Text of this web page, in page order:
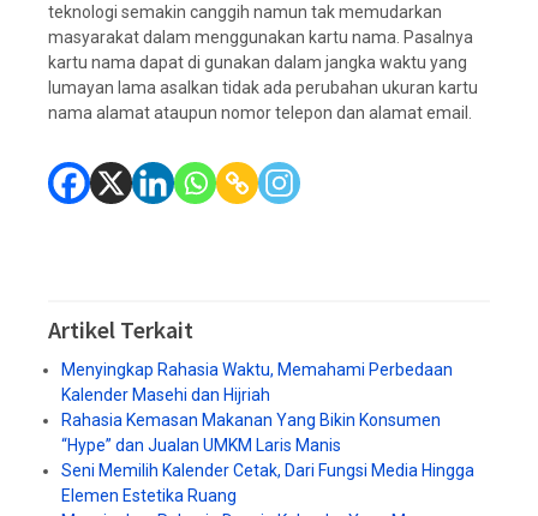
teknologi semakin canggih namun tak memudarkan
masyarakat dalam menggunakan kartu nama. Pasalnya
kartu nama dapat di gunakan dalam jangka waktu yang
lumayan lama asalkan tidak ada perubahan ukuran kartu
nama alamat ataupun nomor telepon dan alamat email.
Artikel Terkait
Menyingkap Rahasia Waktu, Memahami Perbedaan
Kalender Masehi dan Hijriah
Rahasia Kemasan Makanan Yang Bikin Konsumen
“Hype” dan Jualan UMKM Laris Manis
Seni Memilih Kalender Cetak, Dari Fungsi Media Hingga
Elemen Estetika Ruang